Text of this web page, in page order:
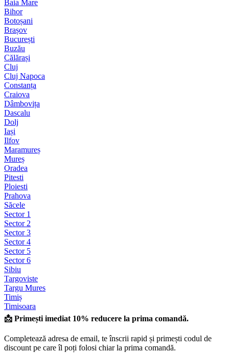
Baia Mare
Bihor
Botoșani
Brașov
București
Buzău
Călărași
Cluj
Cluj Napoca
Constanța
Craiova
Dâmbovița
Dascalu
Dolj
Iași
Ilfov
Maramureș
Mureș
Oradea
Pitesti
Ploiesti
Prahova
Săcele
Sector 1
Sector 2
Sector 3
Sector 4
Sector 5
Sector 6
Sibiu
Targoviste
Targu Mures
Timiș
Timisoara
📩 Primești imediat 10% reducere la prima comandă.
Completează adresa de email, te înscrii rapid și primești codul de
discount pe care îl poți folosi chiar la prima comandă.